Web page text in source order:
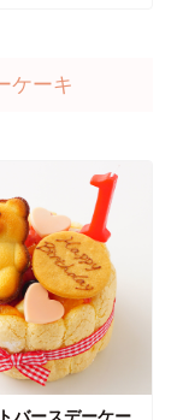
ケーキ
バースデーケー